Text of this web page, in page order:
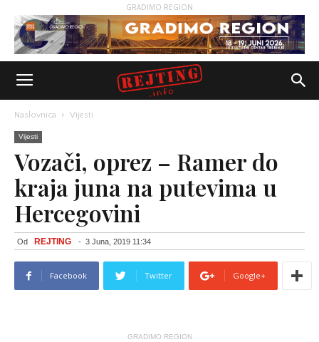
GRADIMO REGION
Naslovnica Vijesti
Vijesti
Vozači, oprez – Ramer do
kraja juna na putevima u
Hercegovini
Od REJTING - 3 Juna, 2019 11:34
Facebook Twitter Google+
GRADIMO REGION